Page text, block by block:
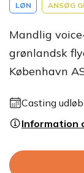
LØN ANSØG
Mandlig
grønlandsk
København
Casting
Information